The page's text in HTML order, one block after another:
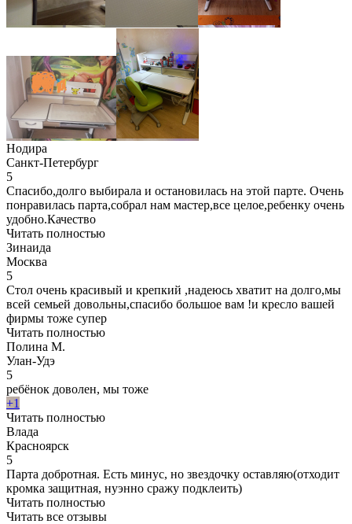
Нодира
Санкт-Петербург
5
Спасибо,долго выбирала и остановилась на этой парте. Очень
понравилась парта,собрал нам мастер,все целое,ребенку очень
удобно.Качество
Читать полностью
Зинаида
Москва
5
Стол очень красивый и крепкий ,надеюсь хватит на долго,мы
всей семьей довольны,спасибо большое вам !и кресло вашей
фирмы тоже супер
Читать полностью
Полина М.
Улан-Удэ
5
ребёнок доволен, мы тоже
+1
Читать полностью
Влада
Красноярск
5
Парта добротная. Есть минус, но звездочку оставляю(отходит
кромка защитная, нуэнно сражу подклеить)
Читать полностью
Читать все отзывы